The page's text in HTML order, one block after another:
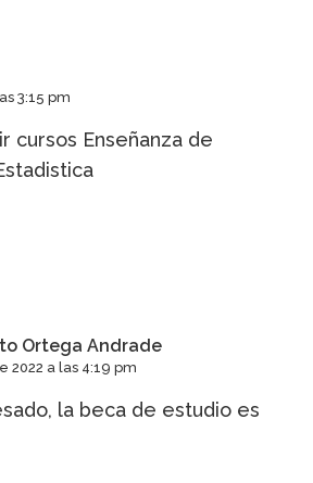
3:15 pm
cursos Enseñanza de
Ortega Andrade
2022 a las 4:19 pm
la beca de estudio es